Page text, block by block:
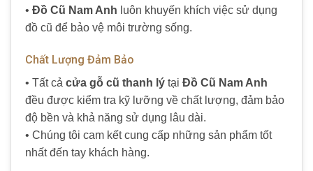
• Đồ Cũ Nam Anh luôn khuyến khích việc sử dụng
đồ cũ để bảo vệ môi trường sống.
Chất Lượng Đảm Bảo
• Tất cả cửa gỗ cũ thanh lý tại Đồ Cũ Nam Anh
đều được kiểm tra kỹ lưỡng về chất lượng, đảm bảo
độ bền và khả năng sử dụng lâu dài.
• Chúng tôi cam kết cung cấp những sản phẩm tốt
nhất đến tay khách hàng.